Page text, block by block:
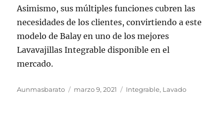
Asimismo, sus múltiples funciones cubren las
necesidades de los clientes, convirtiendo a este
modelo de Balay en uno de los mejores
Lavavajillas Integrable disponible en el
mercado.
Autor
Aunmasbarato
Publicado
marzo 9, 2021 Categorías
Integrable, Lavado